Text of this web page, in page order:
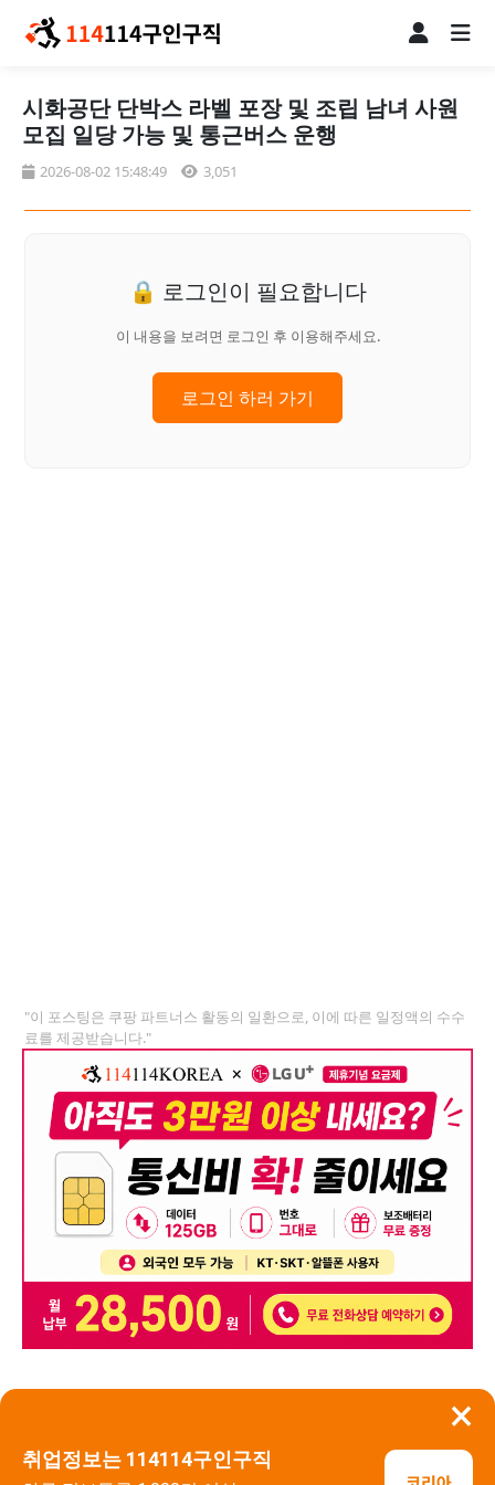
×
취업정보는 114114구인구직
시화공단 단박스 라벨 포장 및 조립 남녀 사원
모집 일당 가능 및 통근버스 운행
2026-08-02 15:48:49 3,051
🔒 로그인이 필요합니다
이 내용을 보려면 로그인 후 이용해주세요.
로그인 하러 가기
"이 포스팅은 쿠팡 파트너스 활동의 일환으로, 이에 따른 일정액의 수수
료를 제공받습니다."